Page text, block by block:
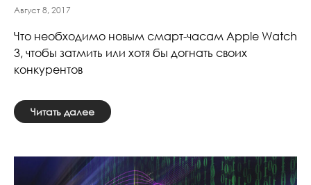
Август 8, 2017
Что необходимо новым смарт-часам Apple Watch
3, чтобы затмить или хотя бы догнать своих
конкурентов
Читать далее